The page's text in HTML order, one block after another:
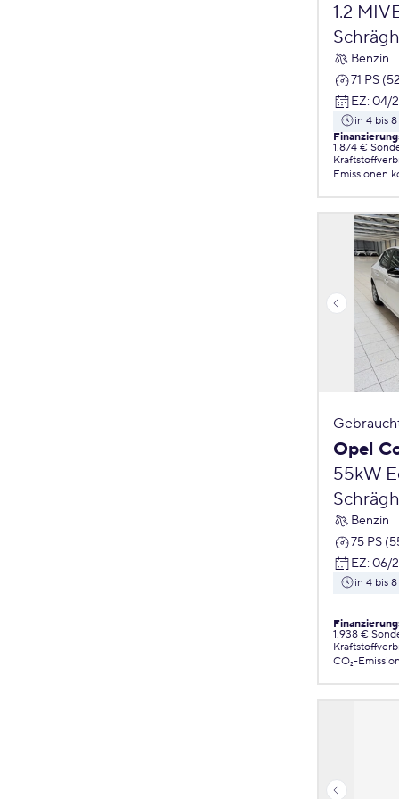
1.2
Benzin
71 PS
EZ: 04/
in 4 bis
1.874 €
Emissionen
Opel
55kW
Benzin
75 PS
EZ: 06/
in 4 bis
1.938 €
CO₂-